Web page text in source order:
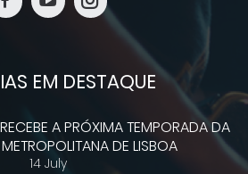
EM DESTAQUE
A PRÓXIMA TEMPORADA DA
DE LISBOA
14 July